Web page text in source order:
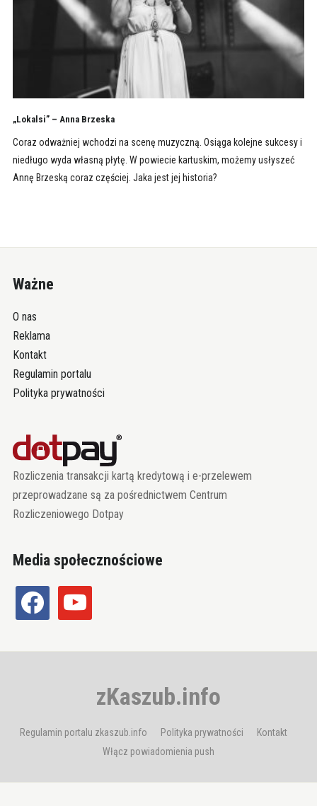
„Lokalsi” – Anna Brzeska
Coraz odważniej wchodzi na scenę muzyczną. Osiąga kolejne sukcesy i
niedługo wyda własną płytę. W powiecie kartuskim, możemy usłyszeć
Annę Brzeską coraz częściej. Jaka jest jej historia?
Ważne
O nas
Reklama
Kontakt
Regulamin portalu
Polityka prywatności
Rozliczenia transakcji kartą kredytową i e-przelewem
przeprowadzane są za pośrednictwem Centrum
Rozliczeniowego Dotpay
Media społecznościowe
facebook youtube
zKaszub.info
Regulamin portalu zkaszub.info Polityka prywatności
Kontakt
Włącz powiadomienia push